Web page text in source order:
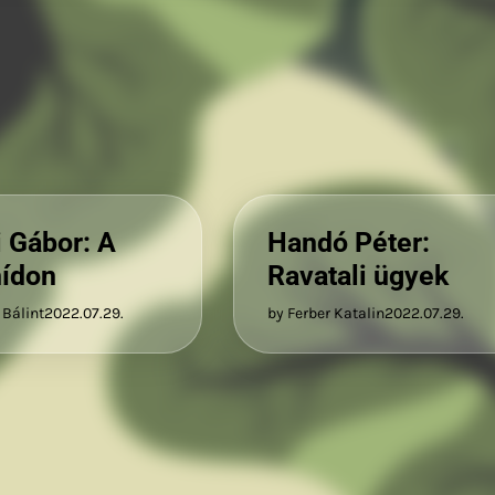
Gábor: A
Bálint2022.07.29.
Handó Péter:
Ravatali ügyek
by Ferber Katalin2022.07.29.